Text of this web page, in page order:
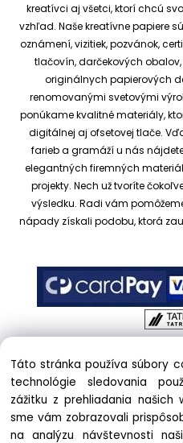
kreatívci aj všetci, ktorí chcú
vzhľad. Naše kreatívne papiere
oznámení, vizitiek, pozvánok,
tlačovín, darčekových
originálnych papierových
renomovanými svetovými
ponúkame kvalitné materiály,
digitálnej aj ofsetovej tlače.
farieb a gramáží u nás
elegantných firemných
projekty. Nech už tvoríte
výsledku. Radi vám
nápady získali podobu, ktorá
Copyright © 2017
Táto stránka používa súbory
technológie sledovania
zážitku z prehliadania
sme vám zobrazovali
na analýzu návštevnosti